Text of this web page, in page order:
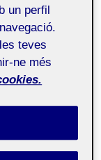
síntesi sobre
Centrat en les
un perfil
teves
ne més